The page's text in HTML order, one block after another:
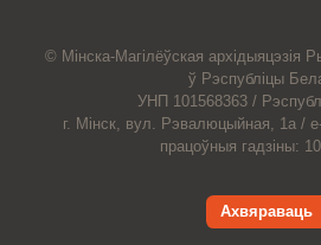
© Мiнска-Магiлёўская архiдыяцэзiя
ў Рэспубліцы
УНП 101568363 /
г. Мінск, вул. Рэвалюцыйная, 1а /
працоўныя гадзіны:
Ахвяраваць